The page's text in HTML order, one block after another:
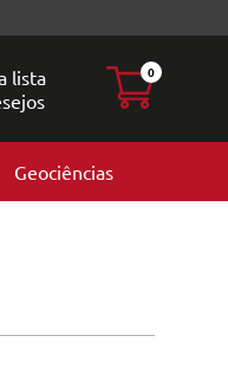
lista
0
Geociências